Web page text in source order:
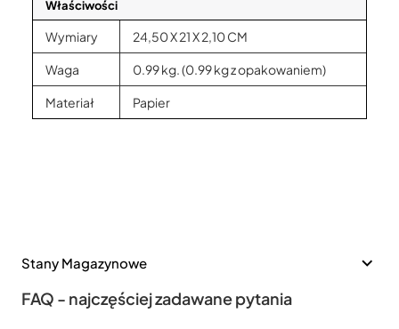
Właściwości
Wymiary 24,50 X 21 X 2,10 CM
Waga 0.99 kg. (0.99 kg z opakowaniem)
Materiał Papier
Stany Magazynowe
FAQ - najczęściej zadawane pytania